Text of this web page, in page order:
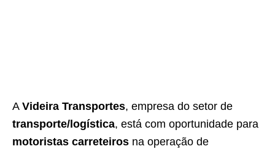
A Videira Transportes, empresa do setor de
transporte/logística, está com oportunidade para
motoristas carreteiros na operação de